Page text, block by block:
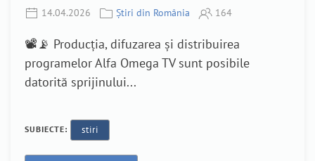
14.04.2026 Știri din România 164
📽️📡 Producția, difuzarea și distribuirea
programelor Alfa Omega TV sunt posibile
datorită sprijinului...
SUBIECTE: stiri